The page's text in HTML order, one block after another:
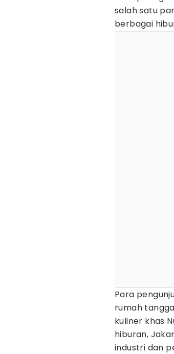
salah satu
berbagai
Para
rumah
kuliner khas
hiburan,
industri dan